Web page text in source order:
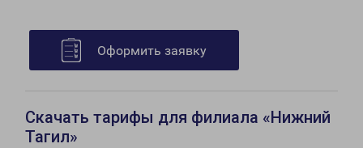
Оформить заявку
Скачать тарифы для филиала «Нижний
Тагил»